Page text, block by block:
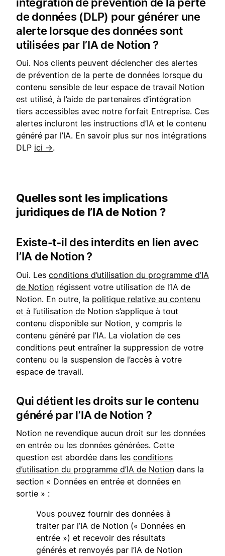
de données (DLP) pour générer une
alerte lorsque des données sont
utilisées par l’IA de Notion ?
Oui. Nos clients peuvent déclencher des alertes
de prévention de la perte de données lorsque du
contenu sensible de leur espace de travail Notion
est utilisé, à l’aide de partenaires d’intégration
tiers accessibles avec notre forfait Entreprise. Ces
alertes incluront les instructions d’IA et le contenu
généré par l’IA. En savoir plus sur nos intégrations
DLP ici →.
Quelles sont les implications
juridiques de l’IA de Notion ?
Existe-t-il des interdits en lien avec
l’IA de Notion ?
Oui. Les conditions d’utilisation du programme d’IA
de Notion régissent votre utilisation de l’IA de
Notion. En outre, la politique relative au contenu
et à l’utilisation de Notion s’applique à tout
contenu disponible sur Notion, y compris le
contenu généré par l’IA. La violation de ces
conditions peut entraîner la suppression de votre
contenu ou la suspension de l’accès à votre
espace de travail.
Qui détient les droits sur le contenu
généré par l’IA de Notion ?
Notion ne revendique aucun droit sur les données
en entrée ou les données générées. Cette
question est abordée dans les conditions
d’utilisation du programme d’IA de Notion dans la
section « Données en entrée et données en
sortie » :
Vous pouvez fournir des données à
traiter par l’IA de Notion (« Données en
entrée ») et recevoir des résultats
générés et renvoyés par l’IA de Notion